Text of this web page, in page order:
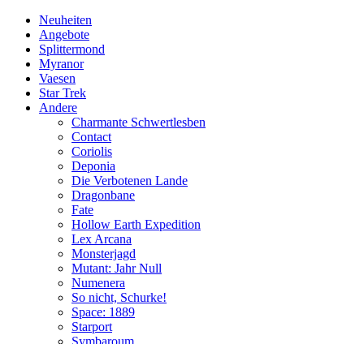
Neuheiten
Angebote
Splittermond
Myranor
Vaesen
Star Trek
Andere
Charmante Schwertlesben
Contact
Coriolis
Deponia
Die Verbotenen Lande
Dragonbane
Fate
Hollow Earth Expedition
Lex Arcana
Monsterjagd
Mutant: Jahr Null
Numenera
So nicht, Schurke!
Space: 1889
Starport
Symbaroum